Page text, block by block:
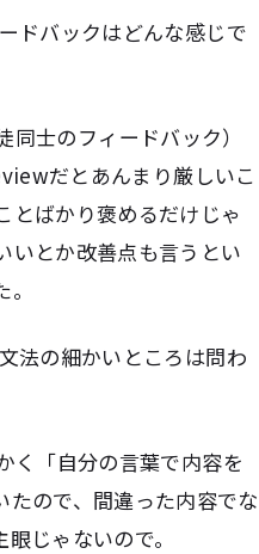
ドバックはどんな感じで
士のフィードバック）
だとあんまり厳しいこ
とばかり褒めるだけじゃ
いとか改善点も言うとい
法の細かいところは問わ
く「自分の言葉で内容を
たので、間違った内容でな
じゃないので。